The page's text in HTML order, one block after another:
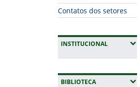
Contatos dos setores
INSTITUCIONAL
BIBLIOTECA(EXPANDIR